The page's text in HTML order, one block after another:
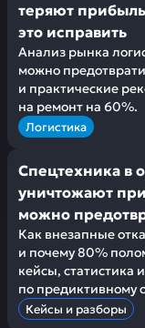
теряют
это исправить
Анализ рынка
можно
и практические
на ремонт на 60%.
Логистика
Спецтехника в
уничтожают
можно
Как внезапные
и почему 80%
кейсы, статистика
по предиктивному
Кейсы и разборы